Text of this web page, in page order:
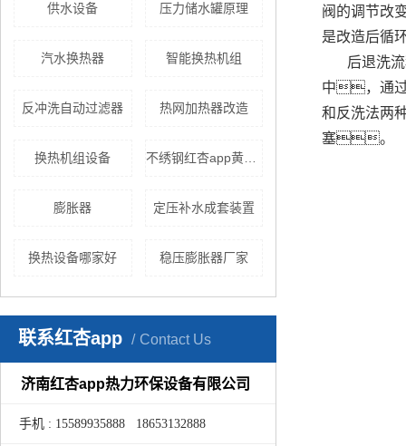
供水设备 压力储水罐原理
汽水换热器 智能换热机组
反冲洗自动过滤器 热网加热器改造
换热机组设备 不绣钢红杏app黄色下载
膨胀器 定压补水成套装置
换热设备哪家好 稳压膨胀器厂家
联系红杏app Contact Us
济南红杏app热力环保设备有限公司
手机 : 15589935888 18653132888
阀的调节
是改造后
后退洗
中，通
和反洗法两
塞。